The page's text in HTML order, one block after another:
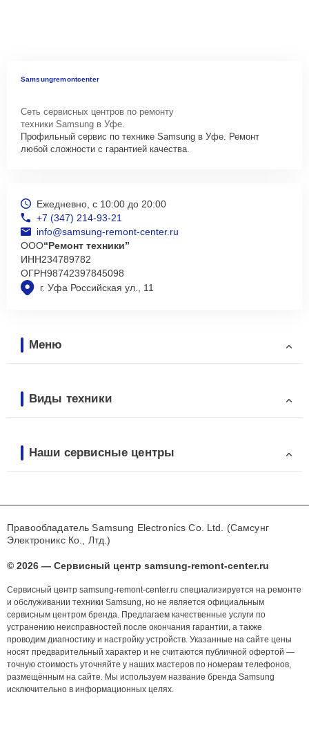
Samsungremontcenter
Сеть сервисных центров по ремонту
техники Samsung в Уфе.
Профильный сервис по технике Samsung в Уфе. Ремонт
любой сложности с гарантией качества.
г. Уфа Российская ул., 11
Ежедневно, с 10:00 до 20:00
+7 (347) 214-93-21
info@samsung-remont-center.ru
ООО“Ремонт техники”
ИНН234789782
ОГРН98742397845098
Меню
Виды техники
Наши сервисные центры
Правообладатель Samsung Electronics Co. Ltd. (Самсунг
Электроникс Ко., Лтд.)
© 2026 — Сервисный центр samsung-remont-center.ru
Сервисный центр samsung-remont-center.ru специализируется на ремонте
и обслуживании техники Samsung, но не является официальным
сервисным центром бренда. Предлагаем качественные услуги по
устранению неисправностей после окончания гарантии, а также
проводим диагностику и настройку устройств. Указанные на сайте цены
носят предварительный характер и не считаются публичной офертой —
точную стоимость уточняйте у наших мастеров по номерам телефонов,
размещённым на сайте. Мы используем название бренда Samsung
исключительно в информационных целях.